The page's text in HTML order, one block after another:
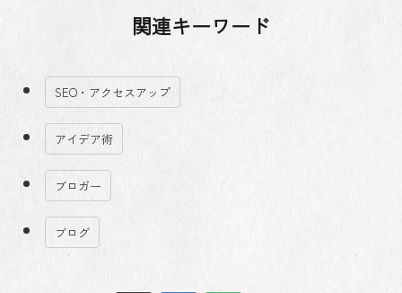
関連キーワード
SEO・アクセスアップ
アイデア術
ブロガー
ブログ